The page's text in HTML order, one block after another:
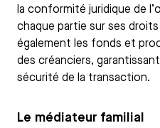
la conformité juridique de
chaque partie sur ses
également les fonds et
des créanciers,
sécurité de la transaction.
Le médiateur familial